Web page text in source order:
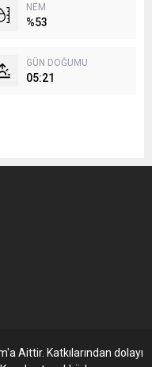
NEM
%53
GÜN DOĞUMU
05:21
Aittir. Katkılarından dolayı